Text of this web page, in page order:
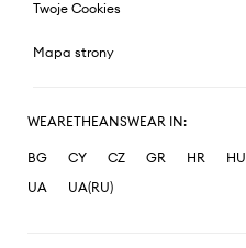
Twoje Cookies
Mapa strony
WEARETHEANSWEAR IN:
BG CY CZ GR HR HU
UA
UA(RU)